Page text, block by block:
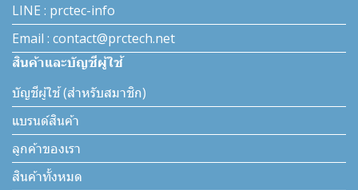
LINE : prctec-info
Email : contact@prctech.net
สินค้าและบัญชีผู้ใช้
บัญชีผู้ใช้ (สำหรับสมาชิก)
แบรนด์สินค้า
ลูกค้าของเรา
สินค้าทั้งหมด